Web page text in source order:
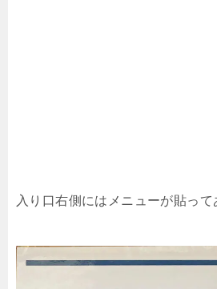
入り口右側にはメニューが貼って